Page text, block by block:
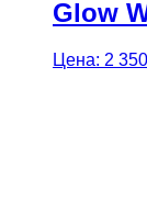
Glow
Цена: 2